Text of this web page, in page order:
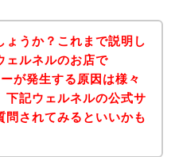
ょうか？これまで説明し
ェルネルのお店で
が発生する原因は様々
下記ウェルネルの公式サ
問されてみるといいかも